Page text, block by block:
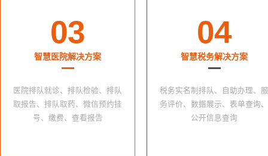
03
智慧医院解决方案
医院排队就诊、排队检验、排队
取报告、排队取药、微信预约挂
号、缴费、查看报告
04
智慧税务解决方案
税务实名制排队、自助办理、服
务评价、数据展示、表单查询、
公开信息查询